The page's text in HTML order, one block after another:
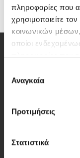
πληροφορίες που
χρησιμοποιείτε
κοινωνικών
οποίοι
πληροφορίες που
των υπηρεσιών
συγκατάθεσης
Αναγκαία
Προτιμήσεις
Στατιστικά
ποιότητας